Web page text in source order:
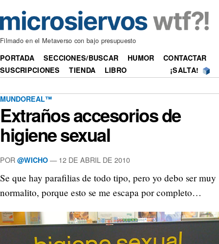
Filmado en el Metaverso con bajo presupuesto
PORTADA SECCIONES/BUSCAR HUMOR
CONTACTAR
SUSCRIPCIONES
TIENDA LIBRO ¡SALTA!
MUNDOREAL™
Extraños accesorios de
higiene sexual
POR @WICHO —12 DE ABRIL DE 2010
Se que hay parafilias de todo tipo, pero yo debo ser muy
normalito, porque esto se me escapa por completo…